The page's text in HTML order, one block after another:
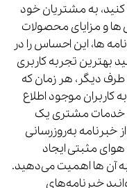
به مشتریان خود
ها و مزایای محصولات
ها، این احساس را در
بهترین تجربه کاربری
طرف دیگر، هر زمان که
کاربران موجود اطلاع
خدمات مشتری یک
به‌روزرسانی
مثبتی ایجاد
به آن ها اهمیت می‌دهید.
خبرنامه‌های